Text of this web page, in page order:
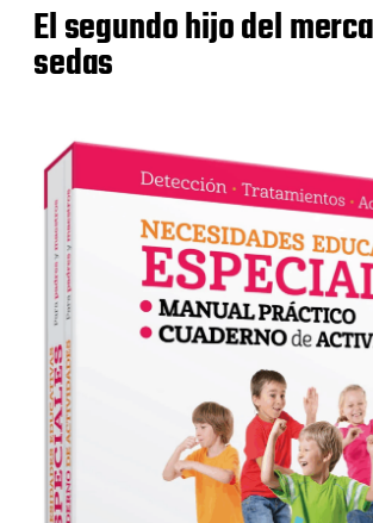
El segundo hijo del
sedas